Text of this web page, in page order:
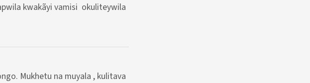
kwakãyi vamisi okuliteywila
Mukhetu na muyala , kulitava